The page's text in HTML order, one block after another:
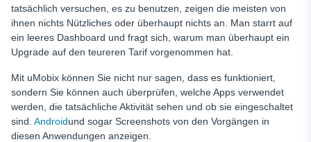
tatsächlich versuchen, es zu benutzen, zeigen die meisten von
ihnen nichts Nützliches oder überhaupt nichts an. Man starrt auf
ein leeres Dashboard und fragt sich, warum man überhaupt ein
Upgrade auf den teureren Tarif vorgenommen hat.
Mit uMobix können Sie nicht nur sagen, dass es funktioniert,
sondern Sie können auch überprüfen, welche Apps verwendet
werden, die tatsächliche Aktivität sehen und ob sie eingeschaltet
sind. Androidund sogar Screenshots von den Vorgängen in
diesen Anwendungen anzeigen.